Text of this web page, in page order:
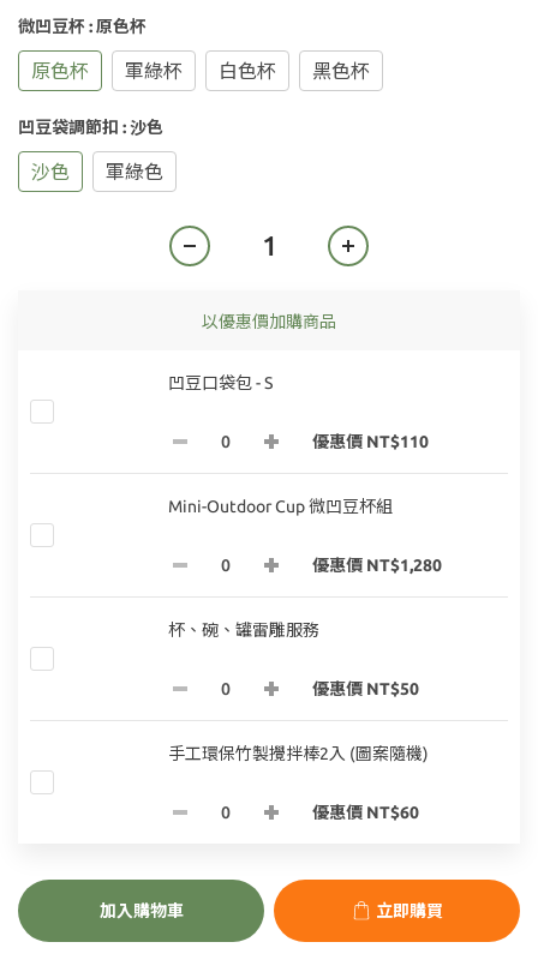
微凹豆杯 : 原色杯
原色杯 軍綠杯 白色杯 黑色杯
凹豆袋調節扣 : 沙色
沙色 軍綠色
以優惠價加購商品
凹豆口袋包 - S
優惠價 NT$110
Mini-Outdoor Cup 微凹豆杯組
優惠價 NT$1,280
杯、碗、罐雷雕服務
優惠價 NT$50
手工環保竹製攪拌棒2入 (圖案隨機)
優惠價 NT$60
加入購物車 立即購買